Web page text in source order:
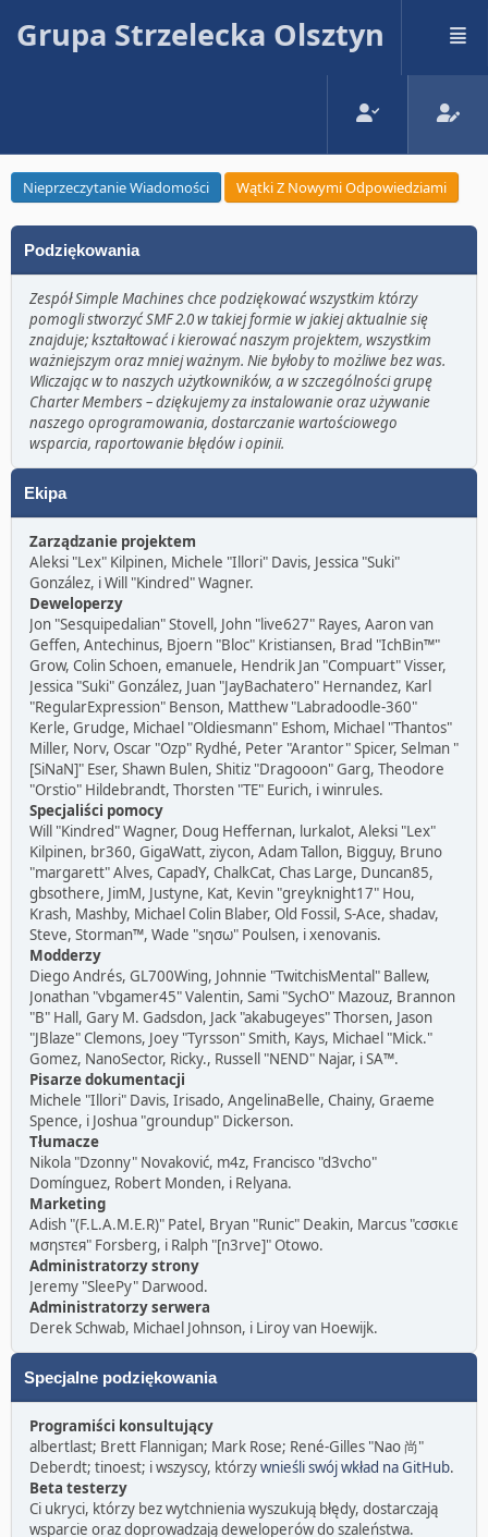
Grupa Strzelecka Olsztyn
Nieprzeczytanie Wiadomości Wątki Z Nowymi Odpowiedziami
Podziękowania
Zespół Simple Machines chce podziękować wszystkim którzy
pomogli stworzyć SMF 2.0 w takiej formie w jakiej aktualnie się
znajduje; kształtować i kierować naszym projektem, wszystkim
ważniejszym oraz mniej ważnym. Nie byłoby to możliwe bez was.
Wliczając w to naszych użytkowników, a w szczególności grupę
Charter Members – dziękujemy za instalowanie oraz używanie
naszego oprogramowania, dostarczanie wartościowego
wsparcia, raportowanie błędów i opinii.
Ekipa
Zarządzanie projektem
Aleksi "Lex" Kilpinen, Michele "Illori" Davis, Jessica "Suki"
González, i Will "Kindred" Wagner.
Deweloperzy
Jon "Sesquipedalian" Stovell, John "live627" Rayes, Aaron van
Geffen, Antechinus, Bjoern "Bloc" Kristiansen, Brad "IchBin™"
Grow, Colin Schoen, emanuele, Hendrik Jan "Compuart" Visser,
Jessica "Suki" González, Juan "JayBachatero" Hernandez, Karl
"RegularExpression" Benson, Matthew "Labradoodle-360"
Kerle, Grudge, Michael "Oldiesmann" Eshom, Michael "Thantos"
Miller, Norv, Oscar "Ozp" Rydhé, Peter "Arantor" Spicer, Selman "
[SiNaN]" Eser, Shawn Bulen, Shitiz "Dragooon" Garg, Theodore
"Orstio" Hildebrandt, Thorsten "TE" Eurich, i winrules.
Specjaliści pomocy
Will "Kindred" Wagner, Doug Heffernan, lurkalot, Aleksi "Lex"
Kilpinen, br360, GigaWatt, ziycon, Adam Tallon, Bigguy, Bruno
"margarett" Alves, CapadY, ChalkCat, Chas Large, Duncan85,
gbsothere, JimM, Justyne, Kat, Kevin "greyknight17" Hou,
Krash, Mashby, Michael Colin Blaber, Old Fossil, S-Ace, shadav,
Steve, Storman™, Wade "sησω" Poulsen, i xenovanis.
Modderzy
Diego Andrés, GL700Wing, Johnnie "TwitchisMental" Ballew,
Jonathan "vbgamer45" Valentin, Sami "SychO" Mazouz, Brannon
"B" Hall, Gary M. Gadsdon, Jack "akabugeyes" Thorsen, Jason
"JBlaze" Clemons, Joey "Tyrsson" Smith, Kays, Michael "Mick."
Gomez, NanoSector, Ricky., Russell "NEND" Najar, i SA™.
Pisarze dokumentacji
Michele "Illori" Davis, Irisado, AngelinaBelle, Chainy, Graeme
Spence, i Joshua "groundup" Dickerson.
Tłumacze
Nikola "Dzonny" Novaković, m4z, Francisco "d3vcho"
Domínguez, Robert Monden, i Relyana.
Marketing
Adish "(F.L.A.M.E.R)" Patel, Bryan "Runic" Deakin, Marcus "cσσкιє
мσηѕтєя" Forsberg, i Ralph "[n3rve]" Otowo.
Administratorzy strony
Jeremy "SleePy" Darwood.
Administratorzy serwera
Derek Schwab, Michael Johnson, i Liroy van Hoewijk.
Specjalne podziękowania
Programiści konsultujący
albertlast; Brett Flannigan; Mark Rose; René-Gilles "Nao 尚"
Deberdt; tinoest; i wszyscy, którzywnieśli swój wkład na GitHub.
Beta testerzy
Ci ukryci, którzy bez wytchnienia wyszukują błędy, dostarczają
wsparcie oraz doprowadzają deweloperów do szaleństwa.